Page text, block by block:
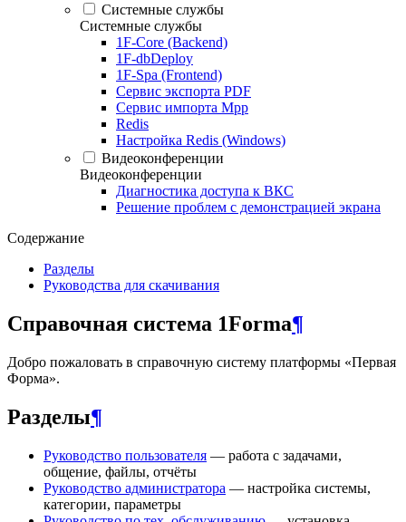
Системные службы
Системные службы
1F-Core (Backend)
1F-dbDeploy
1F-Spa (Frontend)
Сервис экспорта PDF
Сервис импорта Mpp
Redis
Настройка Redis (Windows)
Видеоконференции
Видеоконференции
Диагностика доступа к ВКС
Решение проблем с демонстрацией экрана
Содержание
Разделы
Руководства для скачивания
Справочная система 1Forma¶
Добро пожаловать в справочную систему платформы «Первая
Форма».
Разделы¶
Руководство пользователя — работа с задачами,
общение, файлы, отчёты
Руководство администратора — настройка системы,
категории, параметры